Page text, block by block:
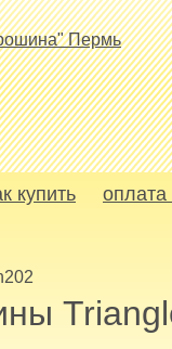
купить оплата